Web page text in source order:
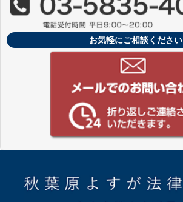
お気軽にご相談ください